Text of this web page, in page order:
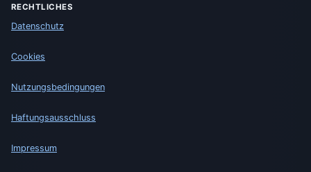
RECHTLICHES
Datenschutz
Cookies
Nutzungsbedingungen
Haftungsausschluss
Impressum